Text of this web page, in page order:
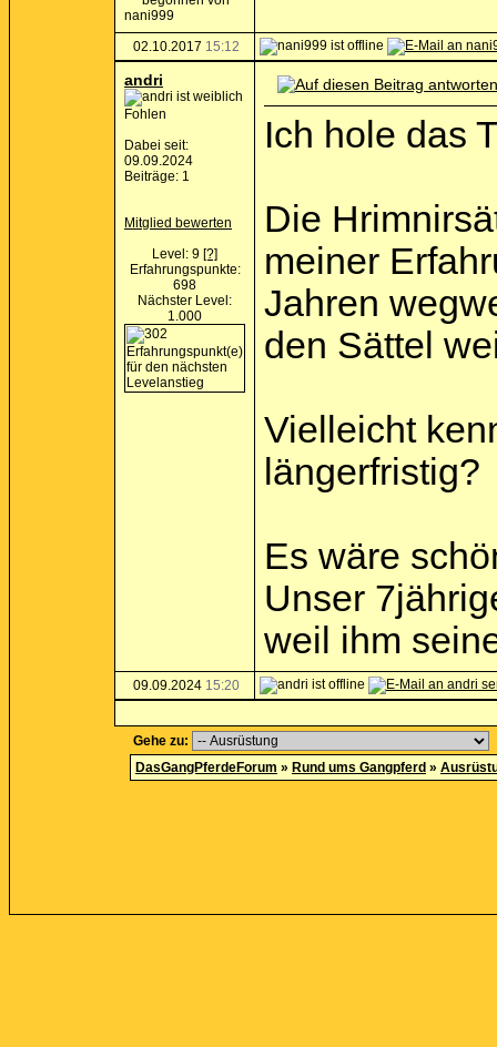
02.10.2017 15:12
andri
Fohlen
Dabei seit:
09.09.2024
Beiträge: 1
Mitglied bewerten
Level: 9 [?]
Erfahrungspunkte:
698
Nächster Level:
1.000
Ich hole das
Die
meiner
Jahren
den Sättel
Vielleicht
längerfristig?
Es wäre
Unser
weil ihm
09.09.2024 15:20
Gehe zu:
DasGangPferdeForum » Rund ums Gangpferd »